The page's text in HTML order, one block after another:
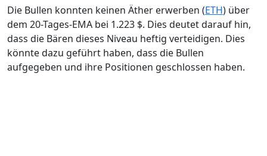
Die Bullen konnten keinen Äther erwerben (ETH) über
dem 20-Tages-EMA bei 1.223 $. Dies deutet darauf hin,
dass die Bären dieses Niveau heftig verteidigen. Dies
könnte dazu geführt haben, dass die Bullen
aufgegeben und ihre Positionen geschlossen haben.